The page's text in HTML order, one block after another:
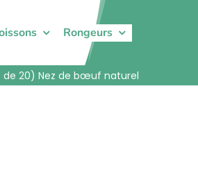
Rongeurs
de 20) Nez de bœuf naturel